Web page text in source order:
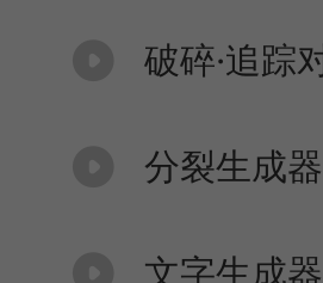
破碎·追踪
分裂生成器
文字生成